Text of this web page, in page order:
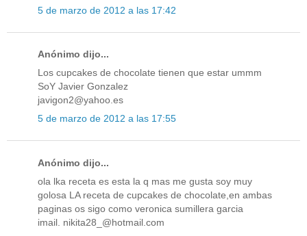
5 de marzo de 2012 a las 17:42
Anónimo dijo...
Los cupcakes de chocolate tienen que estar ummm
SoY Javier Gonzalez
javigon2@yahoo.es
5 de marzo de 2012 a las 17:55
Anónimo dijo...
ola lka receta es esta la q mas me gusta soy muy
golosa LA receta de cupcakes de chocolate,en ambas
paginas os sigo como veronica sumillera garcia
imail. nikita28_@hotmail.com